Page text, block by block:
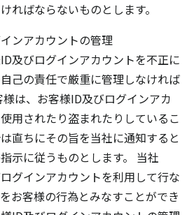
ればならないものとします。
ンアカウントの管理
及びログインアカウントを不正に
己の責任で厳重に管理しなければ
は、お客様ID及びログインアカ
用されたり盗まれたりしているこ
直ちにその旨を当社に通知すると
示に従うものとします。 当社
グインアカウントを利用して行な
お客様の行為とみなすことができ